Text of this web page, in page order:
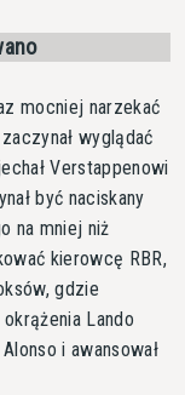
mocniej narzekać
wyglądać
Verstappenowi
być naciskany
na mniej niż
kierowcę RBR,
gdzie
Lando
i awansował